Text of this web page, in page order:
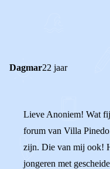
Dagmar22 jaar
Lieve Anoniem! Wat
forum van Villa
zijn. Die van mij ook!
jongeren met